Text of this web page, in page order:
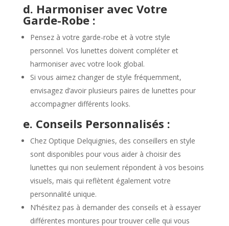
d. Harmoniser avec Votre
Garde-Robe :
Pensez à votre garde-robe et à votre style
personnel. Vos lunettes doivent compléter et
harmoniser avec votre look global.
Si vous aimez changer de style fréquemment,
envisagez d’avoir plusieurs paires de lunettes pour
accompagner différents looks.
e. Conseils Personnalisés :
Chez Optique Delquignies, des conseillers en style
sont disponibles pour vous aider à choisir des
lunettes qui non seulement répondent à vos besoins
visuels, mais qui reflètent également votre
personnalité unique.
N’hésitez pas à demander des conseils et à essayer
différentes montures pour trouver celle qui vous